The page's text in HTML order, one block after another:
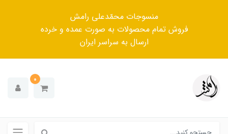
منسوجات محمّدعلی رامش
فروش تمام محصولات به صورت عمده و خرده
ارسال به سراسر ایران
0